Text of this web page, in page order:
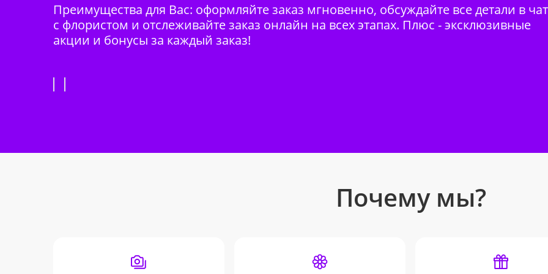
Преимущества для Вас: оформляйте заказ мгновенно, обсуждайте все детали в
с флористом и отслеживайте заказ онлайн на всех этапах. Плюс - эксклюзивные
акции и бонусы за каждый заказ!
Почему мы?